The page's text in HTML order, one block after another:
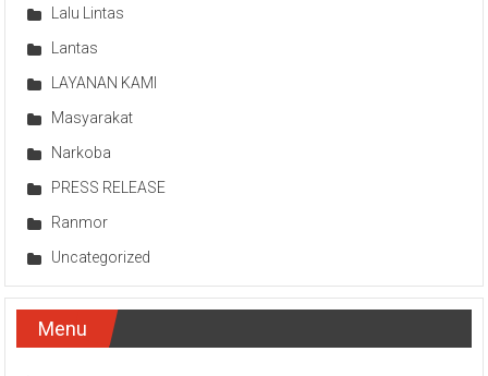
Lalu Lintas
Lantas
LAYANAN KAMI
Masyarakat
Narkoba
PRESS RELEASE
Ranmor
Uncategorized
Menu